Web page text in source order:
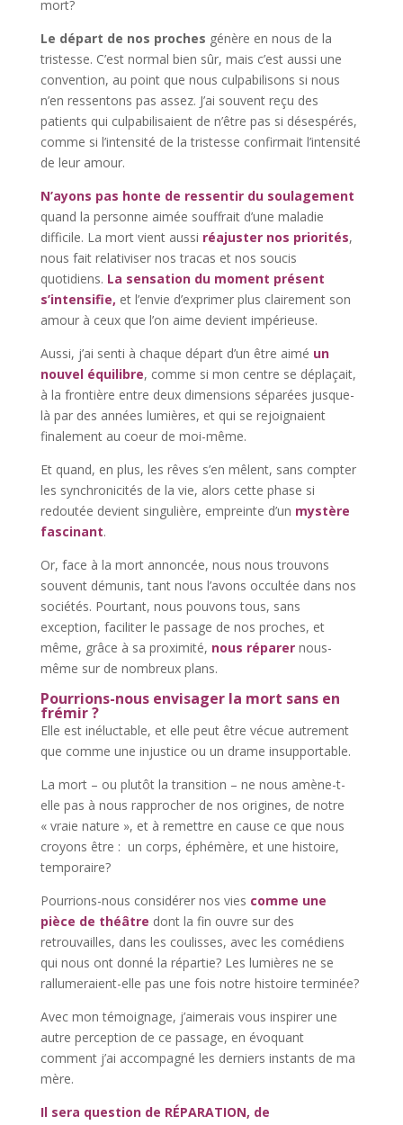
mort?
Le départ de nos proches génère en nous de la
tristesse. C’est normal bien sûr, mais c’est aussi une
convention, au point que nous culpabilisons si nous
n’en ressentons pas assez. J’ai souvent reçu des
patients qui culpabilisaient de n’être pas si désespérés,
comme si l’intensité de la tristesse confirmait l’intensité
de leur amour.
N’ayons pas honte de ressentir du soulagement
quand la personne aimée souffrait d’une maladie
difficile. La mort vient aussi réajuster nos priorités,
nous fait relativiser nos tracas et nos soucis
quotidiens. La sensation du moment présent
s’intensifie, et l’envie d’exprimer plus clairement son
amour à ceux que l’on aime devient impérieuse.
Aussi, j’ai senti à chaque départ d’un être aimé un
nouvel équilibre, comme si mon centre se déplaçait,
à la frontière entre deux dimensions séparées jusque-
là par des années lumières, et qui se rejoignaient
finalement au coeur de moi-même.
Et quand, en plus, les rêves s’en mêlent, sans compter
les synchronicités de la vie, alors cette phase si
redoutée devient singulière, empreinte d’un mystère
fascinant.
Or, face à la mort annoncée, nous nous trouvons
souvent démunis, tant nous l’avons occultée dans nos
sociétés. Pourtant, nous pouvons tous, sans
exception, faciliter le passage de nos proches, et
même, grâce à sa proximité, nous réparernous-
même sur de nombreux plans.
Pourrions-nous envisager la mort sans en
frémir ?
Elle est inéluctable, et elle peut être vécue autrement
que comme une injustice ou un drame insupportable.
La mort – ou plutôt la transition – ne nous amène-t-
elle pas à nous rapprocher de nos origines, de notre
« vraie nature », et à remettre en cause ce que nous
croyons être : un corps, éphémère, et une histoire,
temporaire?
Pourrions-nous considérer nos vies comme une
pièce de théâtre dont la fin ouvre sur des
retrouvailles, dans les coulisses, avec les comédiens
qui nous ont donné la répartie? Les lumières ne se
rallumeraient-elle pas une fois notre histoire terminée?
Avec mon témoignage, j’aimerais vous inspirer une
autre perception de ce passage, en évoquant
comment j’ai accompagné les derniers instants de ma
mère.
Il sera question de RÉPARATION, de